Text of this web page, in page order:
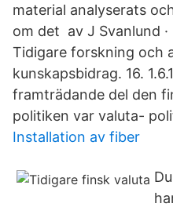
material analyserats
om det av J Svanlund
Tidigare forskning och
kunskapsbidrag. 16.
framträdande del den
politiken var valuta-
Installation av fiber